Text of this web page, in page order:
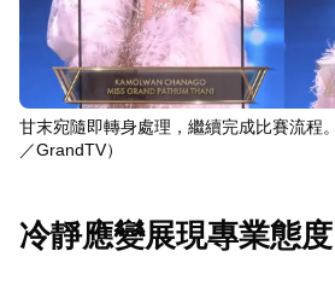
甘末宛隨即轉身處理，繼續完成比賽流程
／GrandTV）
冷靜應變展現專業態度